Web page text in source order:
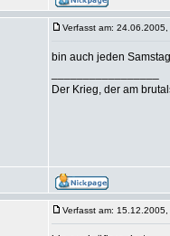
Verfasst am: 24.06.2005,
bin auch jeden
Der Krieg, der am
Verfasst am: